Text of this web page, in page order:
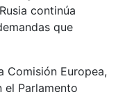
continúa
que
Comisión Europea,
el Parlamento